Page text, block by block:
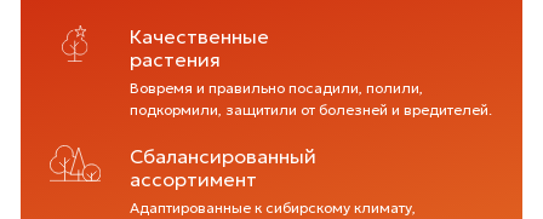
Качественные
растения
Вовремя и правильно посадили, полили,
подкормили, защитили от болезней и вредителей.
Сбалансированный
ассортимент
Адаптированные к сибирскому климату,